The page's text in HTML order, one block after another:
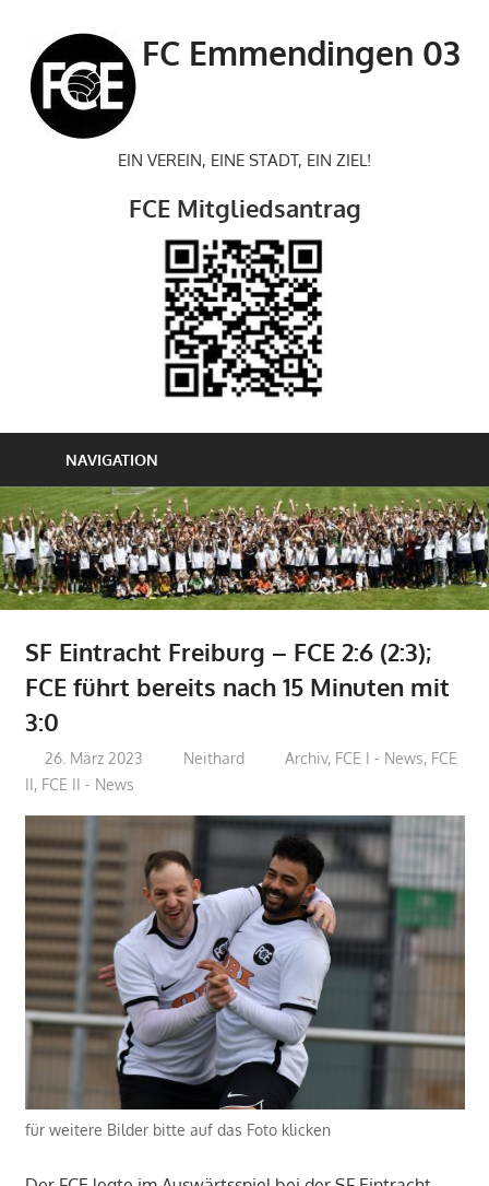
springen
FC Emmendingen 03
EIN VEREIN, EINE STADT, EIN ZIEL!
FCE Mitgliedsantrag
NAVIGATION
SF Eintracht Freiburg – FCE 2:6 (2:3);
FCE führt bereits nach 15 Minuten mit
3:0
26. März 2023 Neithard Archiv, FCE I - News, FCE
II, FCE II - News
für weitere Bilder bitte auf das Foto klicken